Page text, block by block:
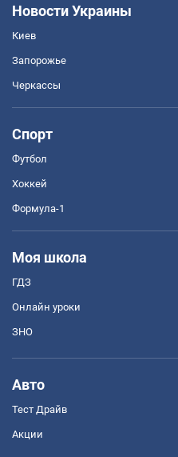
Новости Украины
Киев
Запорожье
Черкассы
Спорт
Футбол
Хоккей
Формула-1
Моя школа
ГДЗ
Онлайн уроки
ЗНО
Авто
Тест Драйв
Акции